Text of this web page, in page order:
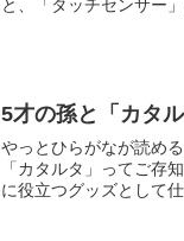
と、「タッチセンサー
5才の孫と「カタ
やっとひらがなが読め
「カタルタ」ってご存知ですか？ ネットで「ブレインストーミング(
に役立つグッズとして